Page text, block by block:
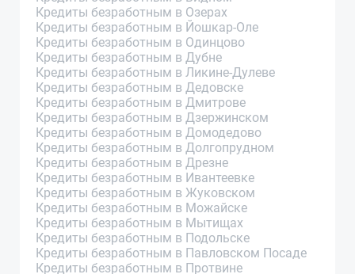
Кредиты безработным в Озерах
Кредиты безработным в Йошкар-Оле
Кредиты безработным в Одинцово
Кредиты безработным в Дубне
Кредиты безработным в Ликине-Дулеве
Кредиты безработным в Дедовске
Кредиты безработным в Дмитрове
Кредиты безработным в Дзержинском
Кредиты безработным в Домодедово
Кредиты безработным в Долгопрудном
Кредиты безработным в Дрезне
Кредиты безработным в Ивантеевке
Кредиты безработным в Жуковском
Кредиты безработным в Можайске
Кредиты безработным в Мытищах
Кредиты безработным в Подольске
Кредиты безработным в Павловском Посаде
Кредиты безработным в Протвине